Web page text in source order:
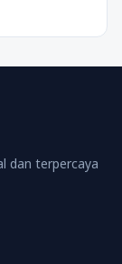
dan terpercaya